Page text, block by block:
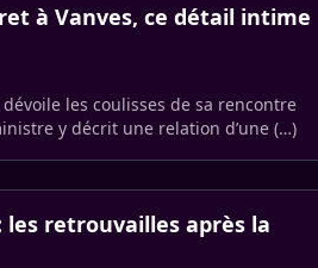
à Vanves, ce détail intime
les coulisses de sa rencontre
y décrit une relation d’une (…)
retrouvailles après la